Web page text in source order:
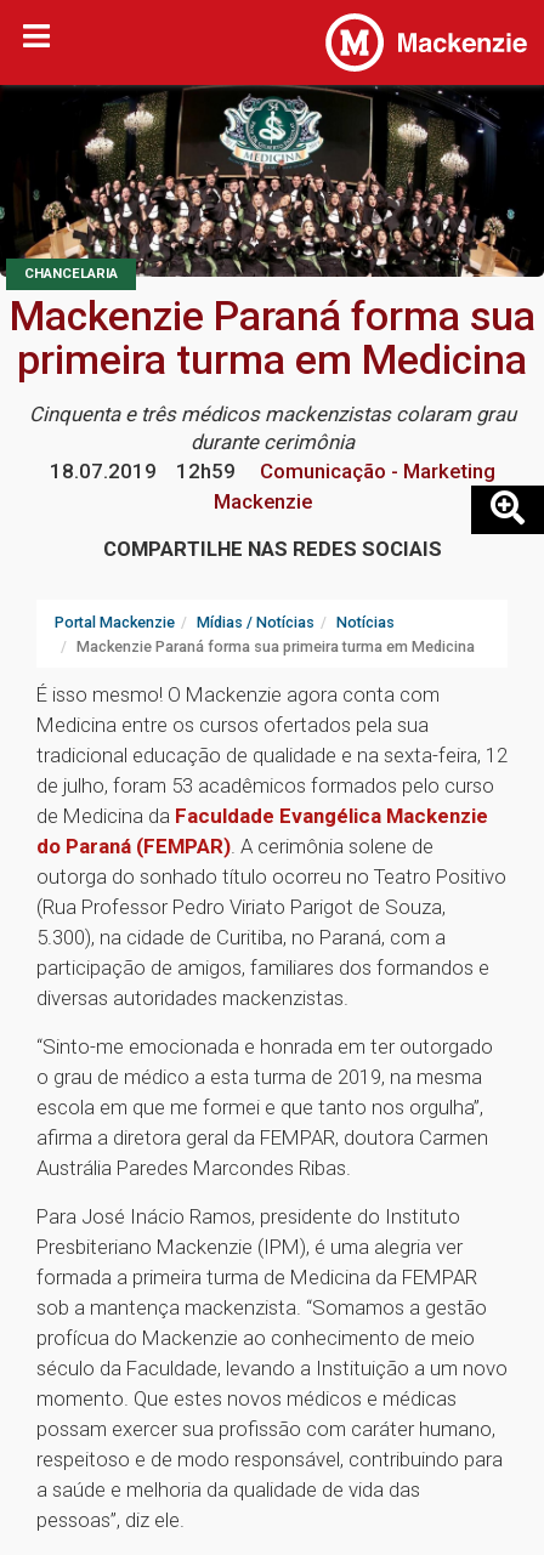
CHANCELARIA
Mackenzie Paraná forma sua
primeira turma em Medicina
Cinquenta e três médicos mackenzistas colaram grau
durante cerimônia
18.07.2019
12h59
Comunicação - Marketing
Mackenzie
COMPARTILHE NAS REDES SOCIAIS
Portal Mackenzie Mídias / Notícias
Notícias
Mackenzie Paraná forma sua primeira turma em Medicina
É isso mesmo! O Mackenzie agora conta com
Medicina entre os cursos ofertados pela sua
tradicional educação de qualidade e na sexta-feira, 12
de julho, foram 53 acadêmicos formados pelo curso
de Medicina da Faculdade Evangélica Mackenzie
do Paraná (FEMPAR). A cerimônia solene de
outorga do sonhado título ocorreu no Teatro Positivo
(Rua Professor Pedro Viriato Parigot de Souza,
5.300), na cidade de Curitiba, no Paraná, com a
participação de amigos, familiares dos formandos e
diversas autoridades mackenzistas.
“Sinto-me emocionada e honrada em ter outorgado
o grau de médico a esta turma de 2019, na mesma
escola em que me formei e que tanto nos orgulha”,
afirma a diretora geral da FEMPAR, doutora Carmen
Austrália Paredes Marcondes Ribas.
Para José Inácio Ramos, presidente do Instituto
Presbiteriano Mackenzie (IPM), é uma alegria ver
formada a primeira turma de Medicina da FEMPAR
sob a mantença mackenzista. “Somamos a gestão
profícua do Mackenzie ao conhecimento de meio
século da Faculdade, levando a Instituição a um novo
momento. Que estes novos médicos e médicas
possam exercer sua profissão com caráter humano,
respeitoso e de modo responsável, contribuindo para
a saúde e melhoria da qualidade de vida das
pessoas”, diz ele.